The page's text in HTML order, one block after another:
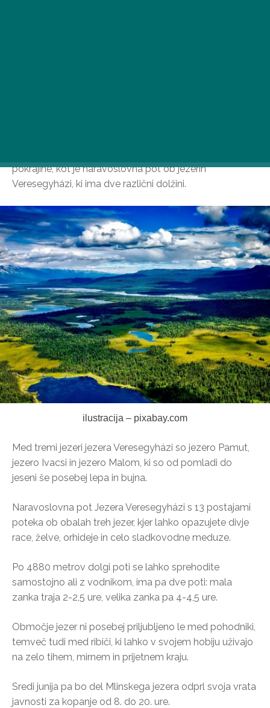
pokrajine, kot je naravoslovna pot ob jezerih
Veresegyházi, ki ima dve različni dolžini.
ilustracija – pixabay.com
Med tremi jezeri jezera Veresegyházi so jezero Pamut,
jezero Ivacsi in jezero Malom, ki so od pomladi do
jeseni še posebej lepa in bujna.
Naravoslovna pot Jezera Veresegyházi s 13 postajami
poteka ob obalah treh jezer, kjer lahko opazujete divje
race, želve, orhideje in celo sladkovodne meduze.
Po 4880 metrov dolgi poti se lahko sprehodite
samostojno ali z vodnikom, ima pa dve poti: mala
zanka traja 2-2,5 ure, velika zanka pa 4-4,5 ure.
Območje jezer ni posebej priljubljeno le med pohodniki,
temveč tudi med ribiči, ki lahko v svojem hobiju uživajo
na zelo tihem, mirnem in prijetnem kraju.
Sredi junija pa bo del Mlinskega jezera odprl svoja vrata
javnosti za kopanje od 8. do 20. ure.